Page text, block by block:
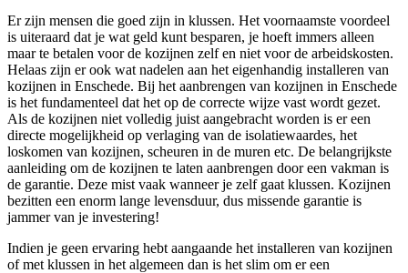
Er zijn mensen die goed zijn in klussen. Het voornaamste voordeel
is uiteraard dat je wat geld kunt besparen, je hoeft immers alleen
maar te betalen voor de kozijnen zelf en niet voor de arbeidskosten.
Helaas zijn er ook wat nadelen aan het eigenhandig installeren van
kozijnen in Enschede. Bij het aanbrengen van kozijnen in Enschede
is het fundamenteel dat het op de correcte wijze vast wordt gezet.
Als de kozijnen niet volledig juist aangebracht worden is er een
directe mogelijkheid op verlaging van de isolatiewaardes, het
loskomen van kozijnen, scheuren in de muren etc. De belangrijkste
aanleiding om de kozijnen te laten aanbrengen door een vakman is
de garantie. Deze mist vaak wanneer je zelf gaat klussen. Kozijnen
bezitten een enorm lange levensduur, dus missende garantie is
jammer van je investering!
Indien je geen ervaring hebt aangaande het installeren van kozijnen
of met klussen in het algemeen dan is het slim om er een